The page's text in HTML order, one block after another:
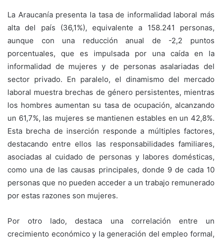
La Araucanía presenta la tasa de informalidad laboral más
alta del país (36,1%), equivalente a 158.241 personas,
aunque con una reducción anual de -2,2 puntos
porcentuales, que es impulsada por una caída en la
informalidad de mujeres y de personas asalariadas del
sector privado. En paralelo, el dinamismo del mercado
laboral muestra brechas de género persistentes, mientras
los hombres aumentan su tasa de ocupación, alcanzando
un 61,7%, las mujeres se mantienen estables en un 42,8%.
Esta brecha de inserción responde a múltiples factores,
destacando entre ellos las responsabilidades familiares,
asociadas al cuidado de personas y labores domésticas,
como una de las causas principales, donde 9 de cada 10
personas que no pueden acceder a un trabajo remunerado
por estas razones son mujeres.
Por otro lado, destaca una correlación entre un
crecimiento económico y la generación del empleo formal,